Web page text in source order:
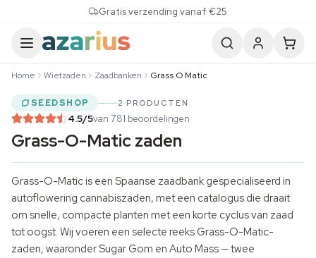
Gratis verzending vanaf €25
Home Wietzaden Zaadbanken Grass O Matic
SEEDSHOP 2 PRODUCTEN
4.5/5van 781 beoordelingen
Grass-O-Matic zaden
Grass-O-Matic is een Spaanse zaadbank gespecialiseerd in
autoflowering cannabiszaden, met een catalogus die draait
om snelle, compacte planten met een korte cyclus van zaad
tot oogst. Wij voeren een selecte reeks Grass-O-Matic-
zaden, waaronder Sugar Gom en Auto Mass — twee